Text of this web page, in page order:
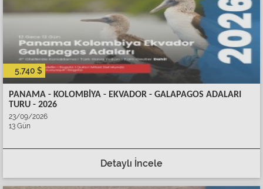
5,740 $
PANAMA - KOLOMBİYA - EKVADOR - GALAPAGOS ADALARI
TURU - 2026
23/09/2026
13 Gün
Detaylı İncele